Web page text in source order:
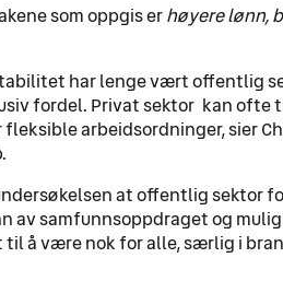
som oppgis erhøyere lønn,
har lenge vært offentlig
fordel. Privat sektor kan ofte
arbeidsordninger, sier
at offentlig sektor
av samfunnsoppdraget og
til å være nok for alle, særlig i